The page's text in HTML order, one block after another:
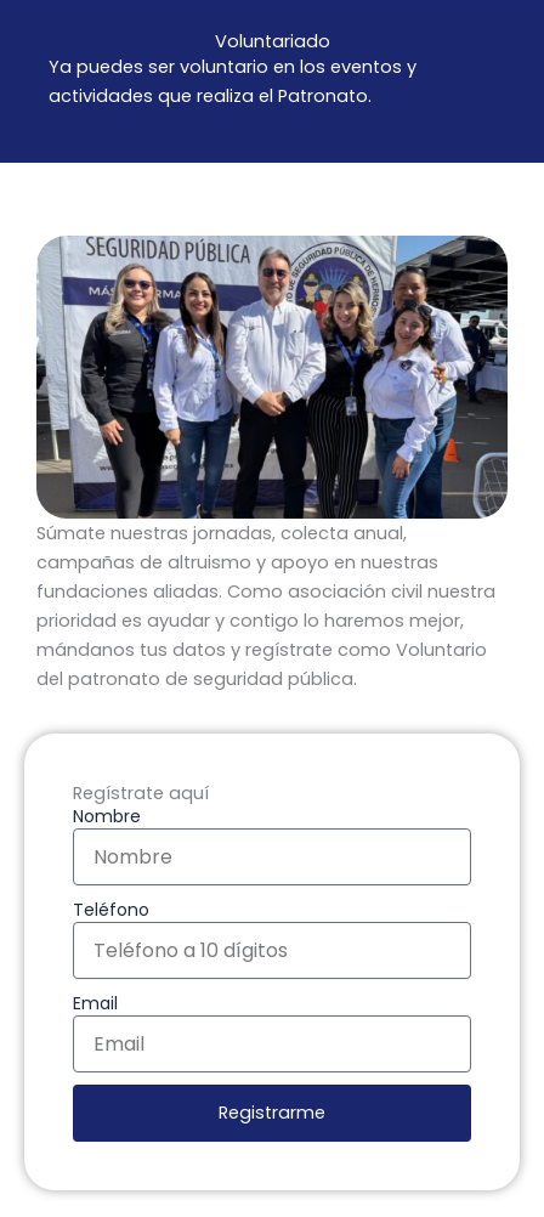
Voluntariado
Ya puedes ser voluntario en los eventos y
actividades que realiza el Patronato.
Súmate nuestras jornadas, colecta anual,
campañas de altruismo y apoyo en nuestras
fundaciones aliadas. Como asociación civil nuestra
prioridad es ayudar y contigo lo haremos mejor,
mándanos tus datos y regístrate como Voluntario
del patronato de seguridad pública.
Regístrate aquí
Nombre
Teléfono
Email
Registrarme